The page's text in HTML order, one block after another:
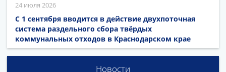
24 июля 2026
С 1 сентября вводится в действие двухпоточная
система раздельного сбора твёрдых
коммунальных отходов в Краснодарском крае
Новости